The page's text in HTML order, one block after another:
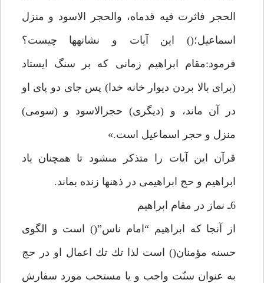
الحجر فاثرت فيه قدماه، والحجر الاسود و منزل
اسماعيل؛() اين آيات و نشانهها چيست؟
فرمود:مقام ابراهيم زمانى كه بر سنگ ايستاد
(براى بالا بردن ديوار خانه خدا) پس جاى دو پاى او
در آن ماند، و (ديگرى) حجرالاسود و (سومى)
منزل و حجر اسماعيل است.»
قرآن اين آيات را متذكر مىشود تا همچنان ياد
ابراهيم و حج ابراهيمى در ذهنها زنده بماند.
6ـ نماز در مقام ابراهيم
از آنجا كه ابراهيم “امام ناس”() است و الگوى
حسنه مؤمنان() است لذا تك تك اعمال او در حج
به عنوان سنّت واجب و يا مستحب مورد سفارش